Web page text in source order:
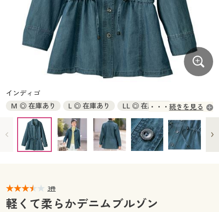
ジュニア・ティーンズ下着
大きいサイズ レディース服
大きいサイズ レディース下着
大きいサイズ メンズ
大きいサイズ 事務・制服
バーゲンセール
シークレットセール
詳細検索
商品カテゴリ一覧
カタログ・チラシからのご注文
デジタルカタログ
カタログ無料プレゼント
マイページ
大きいサイズ レディース下着
大きいサイズ メンズ
大きいサイズ 事務・制服
シークレットセール
商品カテゴリ一覧
カタログ
カタログ・チラシからのご注文
カタログ無料プレゼント
会員メニュー
閲覧履歴
インディゴ
M ◎ 在庫あり
L ◎ 在庫あり
LL ◎ 在庫あり
3L ◎ 在庫あり
続きを見る
3件
軽くて柔らかデニムブルゾン